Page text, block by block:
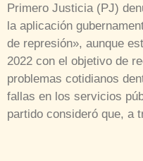
Primero Justicia (PJ)
la aplicación
de represión», aunque
2022 con el objetivo de
problemas cotidianos
fallas en los servicios
partido consideró que, a